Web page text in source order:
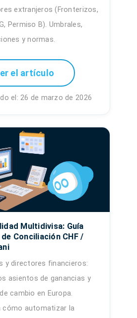
extranjeros (Fronterizos,
Permiso B). Umbrales,
y normas.
el artículo
el: 26 de marzo de 2026
Multidivisa: Guía
Conciliación CHF /
y directores financieros:
asientos de ganancias y
cambio en Europa.
cómo automatizar la